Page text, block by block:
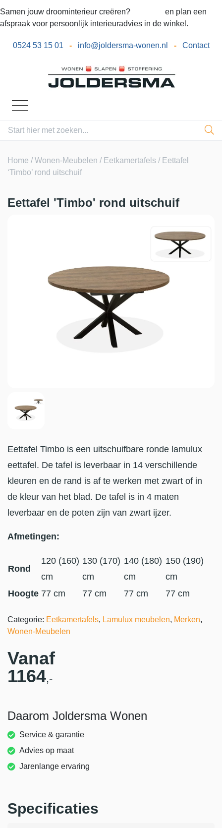
Samen jouw droominterieur creëren?
en plan een
afspraak voor persoonlijk interieuradvies in de winkel.
0524 53 15 01 - info@joldersma-wonen.nl - Contact
Home /Wonen-Meubelen / Eetkamertafels / Eettafel
‘Timbo’ rond uitschuif
Eettafel 'Timbo' rond uitschuif
Eettafel Timbo is een uitschuifbare ronde lamulux
eettafel. De tafel is leverbaar in 14 verschillende
kleuren en de rand is af te werken met zwart of in
de kleur van het blad. De tafel is in 4 maten
leverbaar en de poten zijn van zwart ijzer.
Afmetingen:
Rond
120 (160)
cm
130 (170)
cm
140 (180)
cm
150 (190)
cm
Hoogte 77 cm 77 cm 77 cm 77 cm
Categorie: Eetkamertafels, Lamulux meubelen, Merken,
Wonen-Meubelen
Vanaf
1164,-
Daarom Joldersma Wonen
Service & garantie
Advies op maat
Jarenlange ervaring
Specificaties